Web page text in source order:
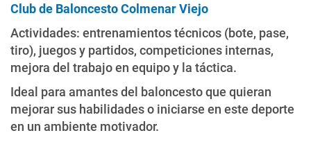
Club de Baloncesto Colmenar Viejo
Actividades: entrenamientos técnicos (bote, pase,
tiro), juegos y partidos, competiciones internas,
mejora del trabajo en equipo y la táctica.
Ideal para amantes del baloncesto que quieran
mejorar sus habilidades o iniciarse en este deporte
en un ambiente motivador.